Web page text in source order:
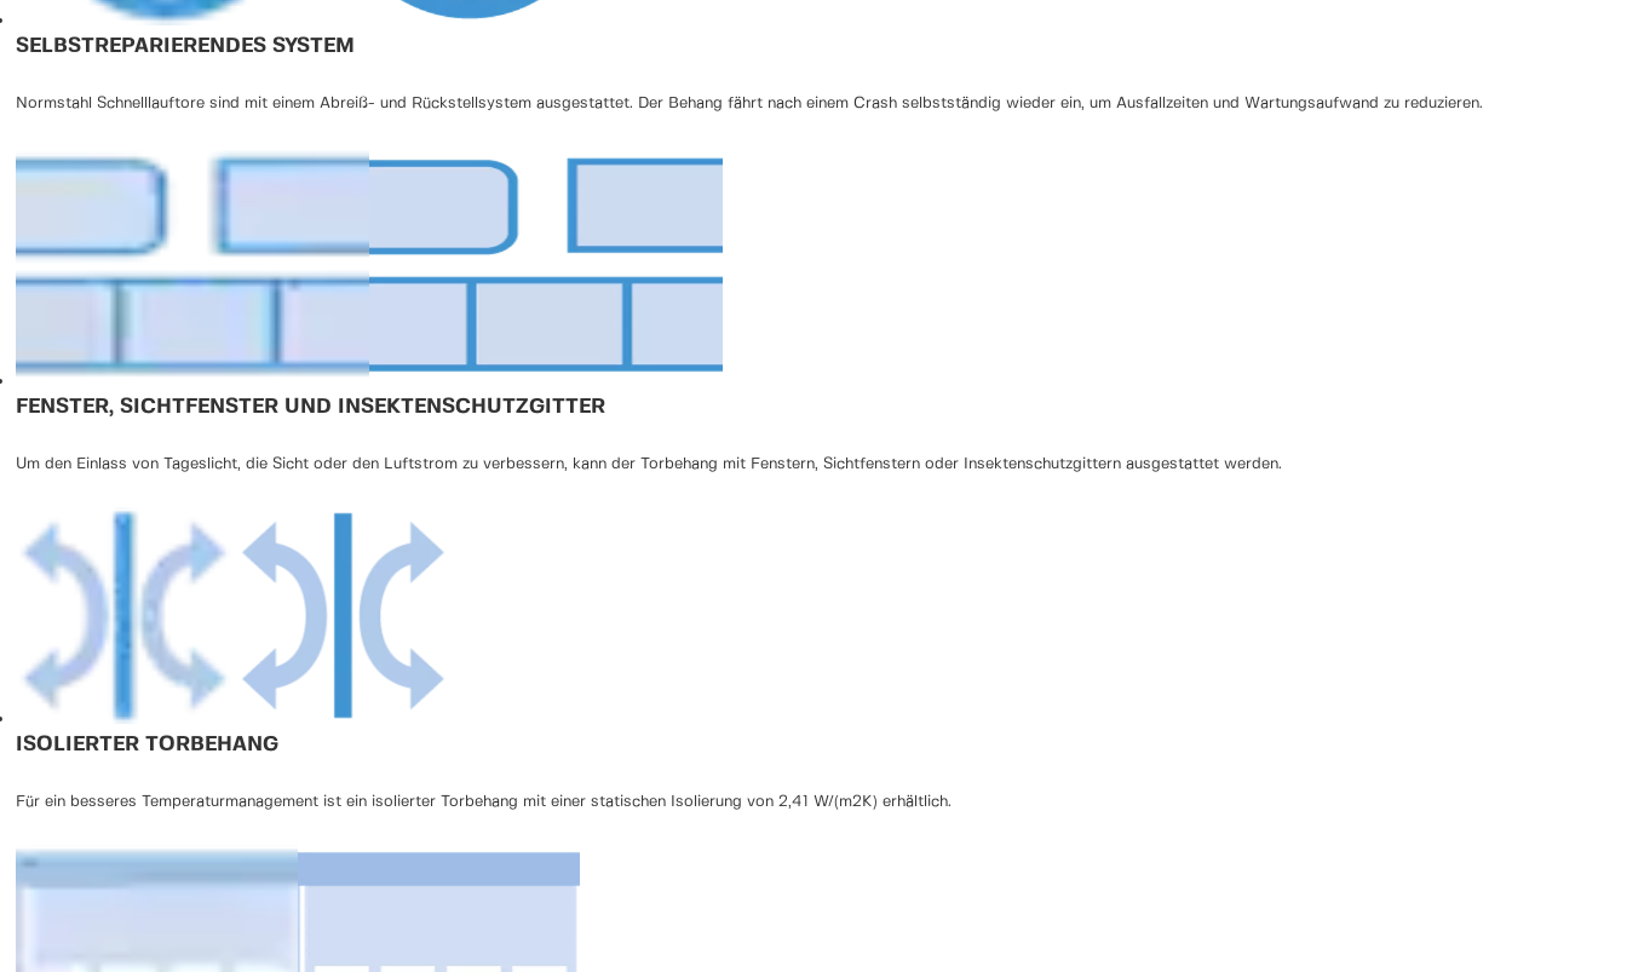
SELBSTREPARIERENDES SYSTEM
Normstahl Schnelllauftore sind mit einem Abreiß- und Rückstellsystem ausgestattet. Der Behang fährt nach einem Crash selbstständig wieder ein, um Ausfallzeiten und Wartungsaufwand zu reduzieren.
FENSTER, SICHTFENSTER UND INSEKTENSCHUTZGITTER
Um den Einlass von Tageslicht, die Sicht oder den Luftstrom zu verbessern, kann der Torbehang mit Fenstern, Sichtfenstern oder Insektenschutzgittern ausgestattet werden.
ISOLIERTER TORBEHANG
Für ein besseres Temperaturmanagement ist ein isolierter Torbehang mit einer statischen Isolierung von 2,41 W/(m2K) erhältlich.